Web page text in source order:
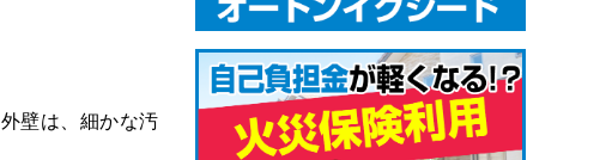
壁は、細かな汚